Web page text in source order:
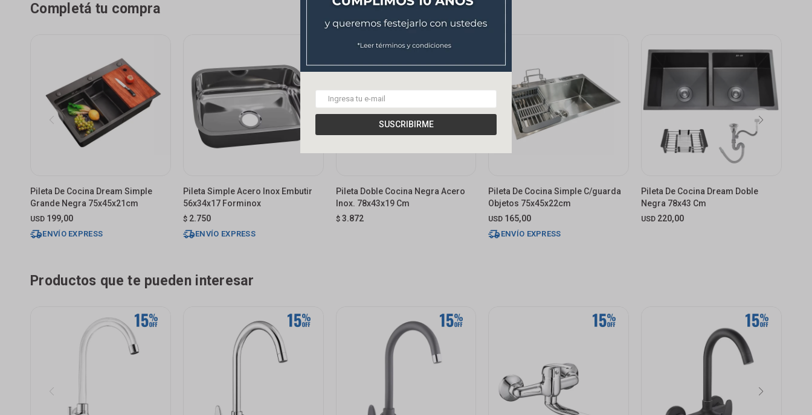
SUSCRIBIRME
Completá tu compra
Pileta De Cocina Dream Simple
Grande Negra 75x45x21cm
USD 199,00
ENVÍO EXPRESS
Pileta Simple Acero Inox Embutir
56x34x17 Forminox
$ 2.750
ENVÍO EXPRESS
Pileta Doble Cocina Negra Acero
Inox. 78x43x19 Cm
$ 3.872
Pileta De Cocina Simple C/guarda
Objetos 75x45x22cm
USD 165,00
ENVÍO EXPRESS
Pileta De Cocina Dream Doble
Negra 78x43 Cm
USD 220,00
Productos que te pueden interesar